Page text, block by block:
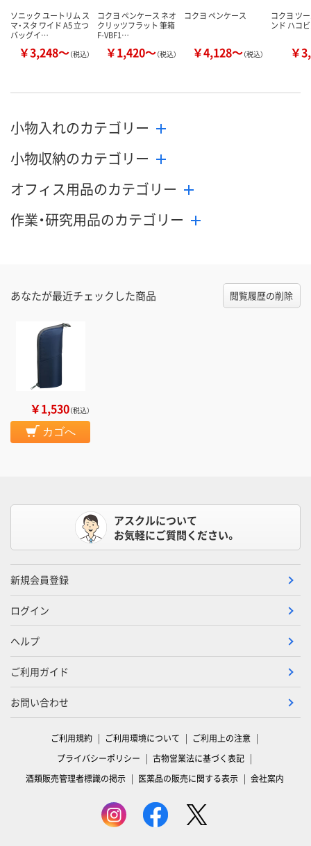
ソニック ユートリム ス
マ・スタ ワイド A5 立つ
バッグイ…
￥3,248～（税込）
コクヨ ペンケース ネオ
クリッツフラット 筆箱
F-VBF1…
￥1,420～（税込）
コクヨ ペンケース
￥4,128～（税込）
コクヨ ツ
ンド ハコ
￥
小物入れのカテゴリー
小物収納のカテゴリー
オフィス用品のカテゴリー
作業・研究用品のカテゴリー
あなたが最近チェックした商品 閲覧履歴の削除
￥1,530（税込）
カゴへ
アスクルについて
お気軽にご質問ください。
新規会員登録
ログイン
ヘルプ
ご利用ガイド
お問い合わせ
ご利用規約 ご利用環境について
ご利用上の注意
プライバシーポリシー
古物営業法に基づく表記
酒類販売管理者標識の掲示
医薬品の販売に関する表示 会社案内